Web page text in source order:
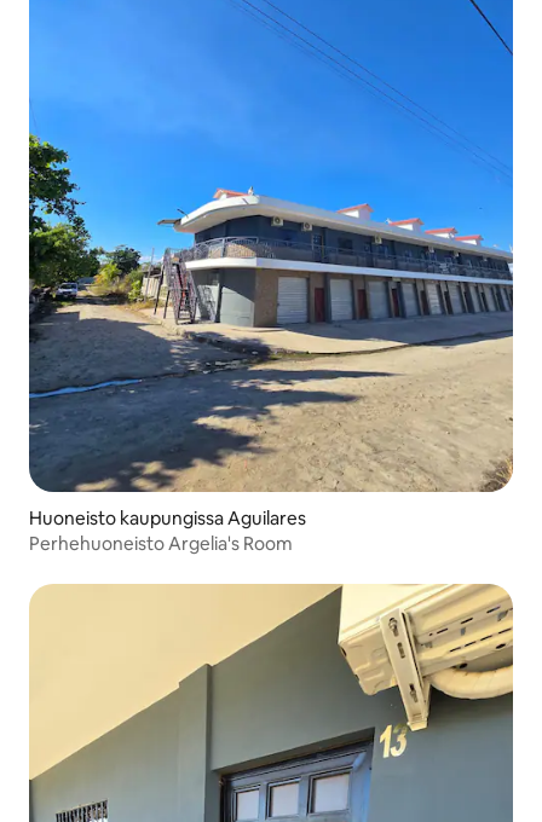
Huoneisto kaupungissa Aguilares
Perhehuoneisto Argelia's Room